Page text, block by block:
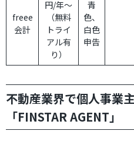
freee
会計
円/年〜
（無料
トライ
アル有
り）
青
色、
白色
申告
不動産業界で個人事業
「FINSTAR AGENT」